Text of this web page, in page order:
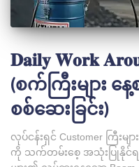
𝐃𝐚𝐢𝐥𝐲 𝐖𝐨𝐫𝐤
(စက်ကြီးများ န
စစ်ဆေးခြင်း)
လုပ်ငန်းရှင် Customer ကြီးမျ
ကို သက်တမ်းစေ့ အသုံးပြုနိုင်ရ